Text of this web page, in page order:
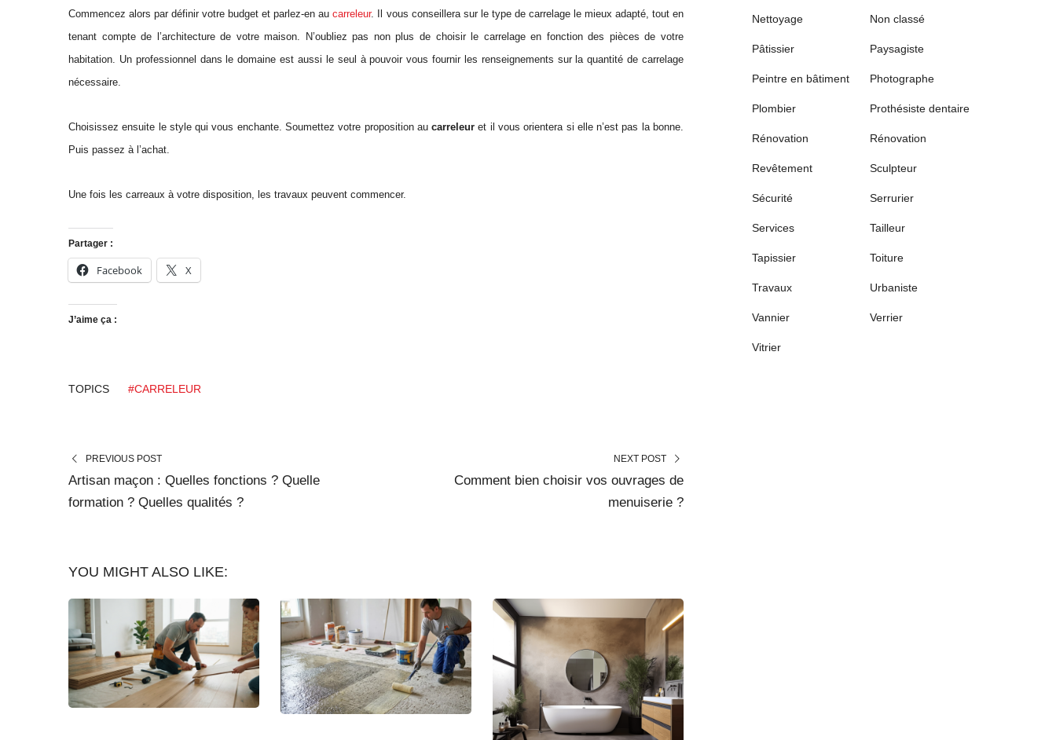
Commencez alors par définir votre budget et parlez-en aucarreleur. Il vous conseillera sur le type de carrelage le mieux adapté, tout en
tenant compte de l’architecture de votre maison. N’oubliez pas non plus de choisir le carrelage en fonction des pièces de votre
habitation. Un professionnel dans le domaine est aussi le seul à pouvoir vous fournir les renseignements sur la quantité de carrelage
nécessaire.
Choisissez ensuite le style qui vous enchante. Soumettez votre proposition aucarreleur et il vous orientera si elle n’est pas la bonne.
Puis passez à l’achat.
Une fois les carreaux à votre disposition, les travaux peuvent commencer.
Partager :
Facebook X
J’aime ça :
TOPICS #CARRELEUR
PREVIOUS POST
Artisan maçon : Quelles fonctions ? Quelle
formation ? Quelles qualités ?
NEXT POST
Comment bien choisir vos ouvrages de
menuiserie ?
YOU MIGHT ALSO LIKE:
Nettoyage Non classé
Pâtissier Paysagiste
Peintre en bâtiment Photographe
Plombier Prothésiste dentaire
Rénovation Rénovation
Revêtement Sculpteur
Sécurité Serrurier
Services Tailleur
Tapissier Toiture
Travaux Urbaniste
Vannier Verrier
Vitrier